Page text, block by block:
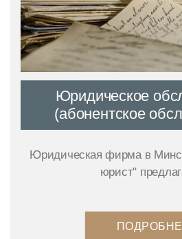
Юридическое
(абонентское
Юридическая фирма в
юрист"